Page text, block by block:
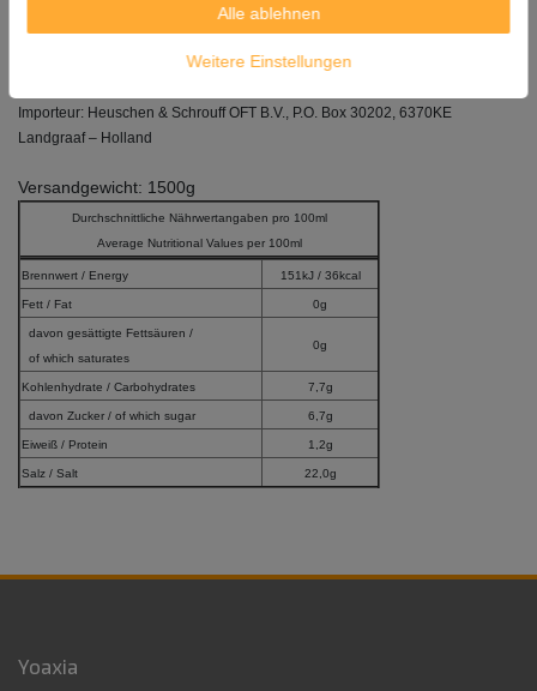
Thachin, Samutsakorn 74000
Importeur: Heuschen & Schrouff OFT B.V., P.O. Box 30202, 6370KE
Landgraaf – Holland
Versandgewicht: 1500g
Durchschnittliche Nährwertangaben pro 100ml
Average Nutritional Values per 100ml
Brennwert / Energy 151kJ / 36kcal
Fett / Fat 0g
davon gesättigte Fettsäuren /
of which saturates
0g
Kohlenhydrate / Carbohydrates 7,7g
davon Zucker / of which sugar 6,7g
Eiweiß / Protein 1,2g
Salz / Salt 22,0g
Yoaxia
Alle ablehnen
Weitere Einstellungen